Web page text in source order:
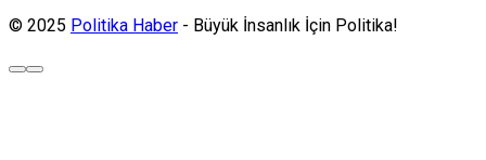
© 2025 Politika Haber - Büyük İnsanlık İçin Politika!